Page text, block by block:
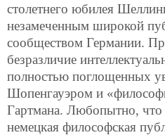
столетнего юбилея
незамеченным широкой
сообществом Германии.
безразличие
полностью поглощенных
Шопенгауэром и
Гартмана. Любопытно, что
немецкая философская